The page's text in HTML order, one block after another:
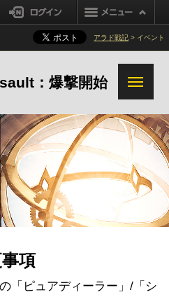
ログイン
アラド戦記 > イベント
：爆撃開始
項
「ピュアディーラー」/「シ